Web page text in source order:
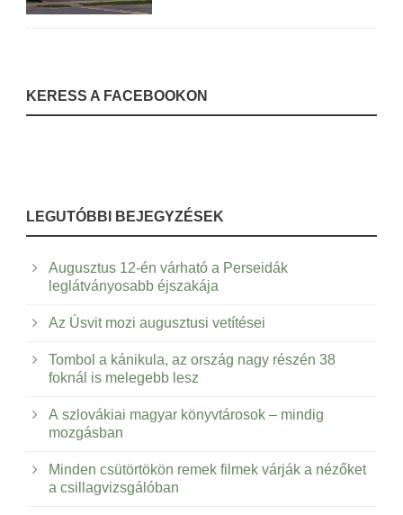
KERESS A FACEBOOKON
LEGUTÓBBI BEJEGYZÉSEK
Augusztus 12-én várható a Perseidák
leglátványosabb éjszakája
Az Úsvit mozi augusztusi vetítései
Tombol a kánikula, az ország nagy részén 38
foknál is melegebb lesz
A szlovákiai magyar könyvtárosok – mindig
mozgásban
Minden csütörtökön remek filmek várják a nézőket
a csillagvizsgálóban